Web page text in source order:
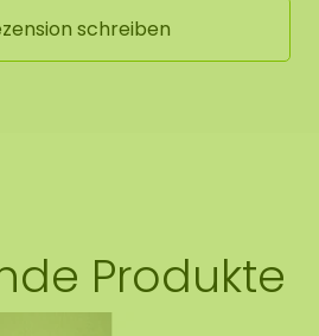
schreiben
Produkte